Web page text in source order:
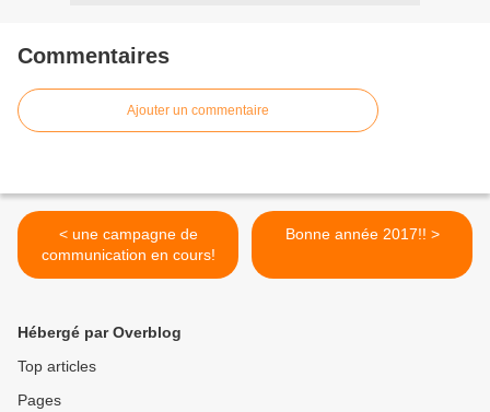
Commentaires
Ajouter un commentaire
< une campagne de
communication en cours!
Bonne année 2017!! >
Hébergé par Overblog
Top articles
Pages